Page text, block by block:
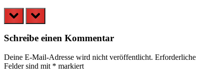
prev next
Schreibe einen Kommentar
Deine E-Mail-Adresse wird nicht veröffentlicht. Erforderliche
Felder sind mit * markiert